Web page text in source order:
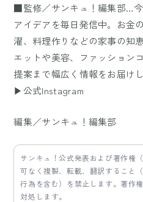
■監修／サンキュ！編集部…
アイデアを毎日発信中。お金
濯、料理作りなどの家事の知
エットや美容、ファッション
提案まで幅広く情報をお届けし
▶公式Instagram
編集／サンキュ！編集部
サンキュ！公式発表および著作権
可なく複製、転載、翻訳すること
行為を含む）を禁止します。著作
対処します。